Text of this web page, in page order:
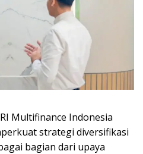
Multifinance Indonesia
strategi diversifikasi
bagian dari upaya